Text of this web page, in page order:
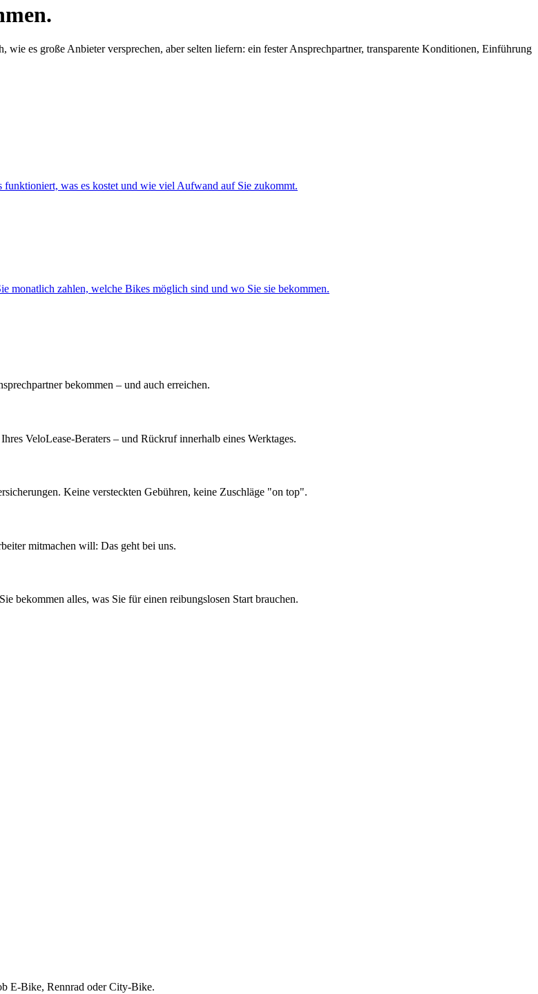
es große Anbieter versprechen, aber selten liefern: ein fester Ansprechpartner, transparente Konditionen, Einführung
was es kostet und wie viel Aufwand auf Sie zukommt.
monatlich zahlen, welche Bikes möglich sind und wo Sie sie bekommen.
bekommen – und auch erreichen.
VeloLease-Beraters – und Rückruf innerhalb eines Werktages.
Keine versteckten Gebühren, keine Zuschläge "on top".
mitmachen will: Das geht bei uns.
bekommen alles, was Sie für einen reibungslosen Start brauchen.
E-Bike, Rennrad oder City-Bike.